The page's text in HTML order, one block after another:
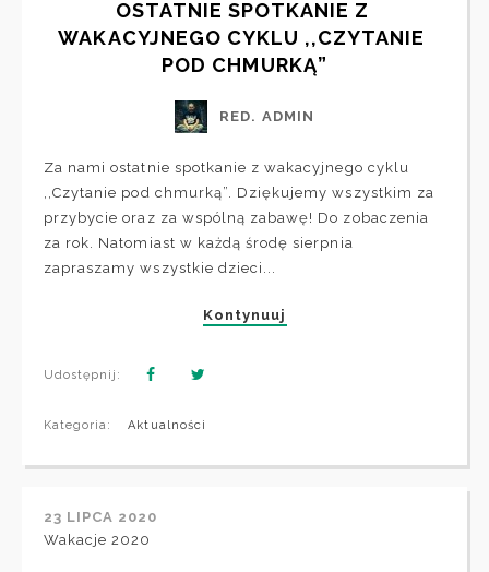
OSTATNIE SPOTKANIE Z
WAKACYJNEGO CYKLU ,,CZYTANIE
POD CHMURKĄ”
RED. ADMIN
Za nami ostatnie spotkanie z wakacyjnego cyklu
,,Czytanie pod chmurką”. Dziękujemy wszystkim za
przybycie oraz za wspólną zabawę! Do zobaczenia
za rok. Natomiast w każdą środę sierpnia
zapraszamy wszystkie dzieci...
Kontynuuj
Udostępnij:
Kategoria: Aktualności
23 LIPCA 2020
Wakacje 2020